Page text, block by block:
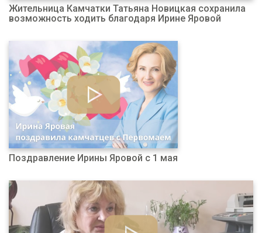
Жительница Камчатки Татьяна Новицкая сохранила
возможность ходить благодаря Ирине Яровой
Поздравление Ирины Яровой с 1 мая